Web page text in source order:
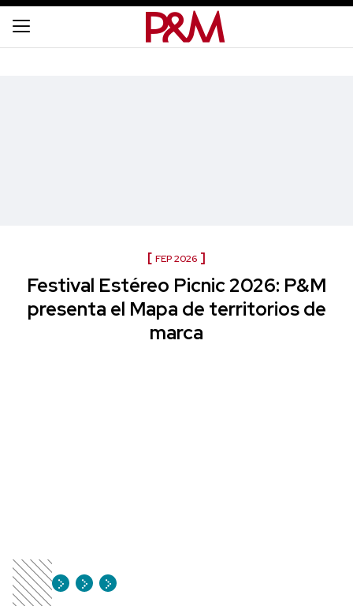
FEP 2026
Festival Estéreo Picnic 2026: P&M
presenta el Mapa de territorios de
marca